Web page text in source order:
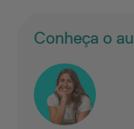
Conheça o